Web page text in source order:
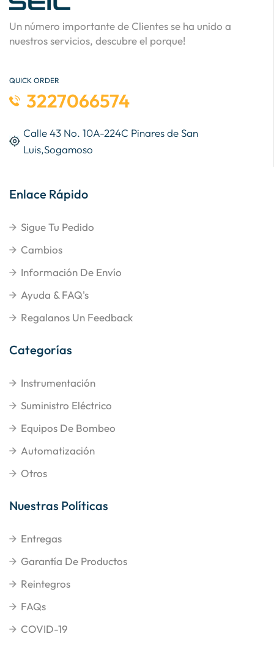
Un número importante de Clientes se ha unido a
nuestros servicios, descubre el porque!
QUICK ORDER
3227066574
Calle 43 No. 10A-224C Pinares de San
Luis,Sogamoso
Enlace Rápido
Sigue Tu Pedido
Cambios
Información De Envío
Ayuda & FAQ's
Regalanos Un Feedback
Categorías
Instrumentación
Suministro Eléctrico
Equipos De Bombeo
Automatización
Otros
Nuestras Políticas
Entregas
Garantía De Productos
Reintegros
FAQs
COVID-19